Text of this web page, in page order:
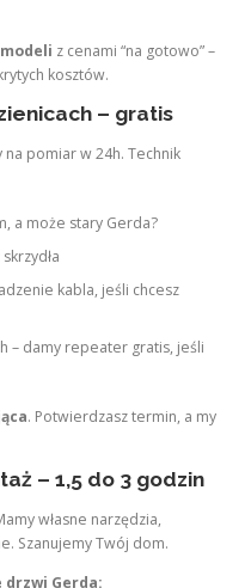
z cenami “na gotowo” –
kosztów.
– gratis
pomiar w 24h. Technik
a może stary Gerda?
kabla, jeśli chcesz
– damy repeater gratis, jeśli
. Potwierdzasz termin, a my
– 1,5 do 3 godzin
własne narzędzia,
Szanujemy Twój dom.
drzwi Gerda: